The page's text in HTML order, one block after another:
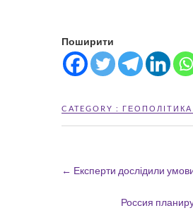
Поширити
CATEGORY : ГЕОПОЛІТИКА
← Експерти дослідили
Россия